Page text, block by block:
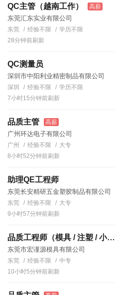
QC主管（越南工作） 高薪
东莞汇东实业有限公司
东莞 经验不限
学历不限
28分钟前刷新
QC测量员
深圳市中阳利业精密制品有限公司
深圳 经验不限
学历不限
7小时15分钟前刷新
品质主管 高薪
广州环达电子有限公司
广州 经验不限
大专
8小时52分钟前刷新
助理QE工程师
东莞长安精研五金塑胶制品有限公司
东莞 经验不限
大专
9小时57分钟前刷新
品质工程师（模具 / 注塑 / 小家电）
东莞市宏谨源模具有限公司
东莞 经验不限
中专
10小时5分钟前刷新